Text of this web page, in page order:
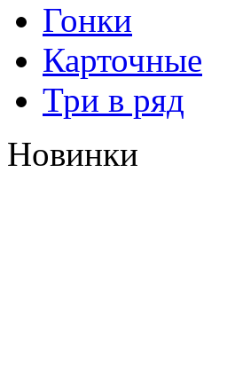
Гонки
Карточные
Три в ряд
Новинки